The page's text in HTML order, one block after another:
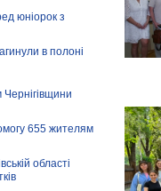
юніорок з
в полоні
655 жителям
області